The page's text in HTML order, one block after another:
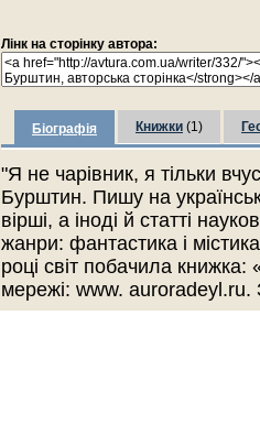
Лінк на сторінку автора:
Біографія Книжки (1)
"Я не чарівник, я тільки
Бурштин. Пишу на
вірші, а іноді й статті
жанри: фантастика і
році світ побачила
мережі: www.